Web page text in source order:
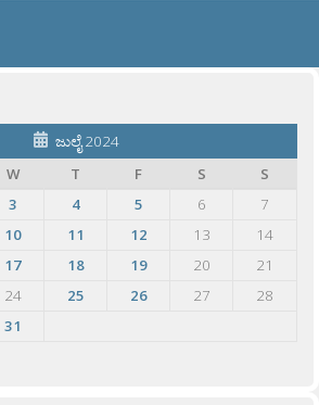
ಜುಲೈ 2024
W T F S
S
3 4 5 6
7
10 11 12 13
14
17 18 19 20
21
24 25 26 27
28
31